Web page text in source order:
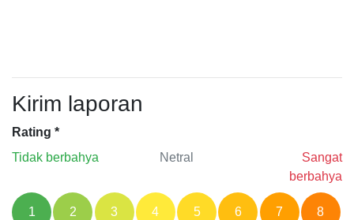
Kirim laporan
Rating *
Tidak berbahya
Netral
Sangat
berbahya
1 2 3 4 5 6 7 8